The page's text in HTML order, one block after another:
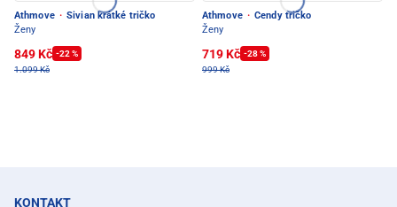
Athmove · Sivian krátké tričko
Ženy
849 Kč -22 %
1.099 Kč
Athmove · Cendy tričko
Ženy
719 Kč -28 %
999 Kč
KONTAKT